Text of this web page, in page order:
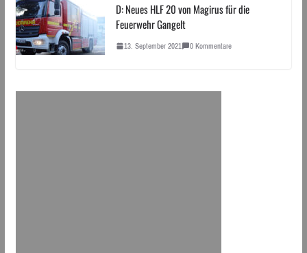
D: Neues HLF 20 von Magirus für die
Feuerwehr Gangelt
13. September 2021 0 Kommentare